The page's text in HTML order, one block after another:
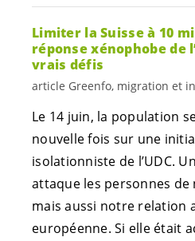
Limiter la Suisse à 10
réponse xénophobe de
vrais défis
article Greenfo, migration et
Le 14 juin, la population
nouvelle fois sur une
isolationniste de l’UDC.
attaque les personnes
mais aussi notre relation
européenne. Si elle était